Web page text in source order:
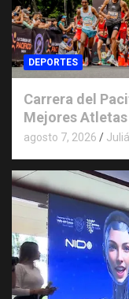
DEPORTES
Carrera del
Mejores
agosto 7, 2026